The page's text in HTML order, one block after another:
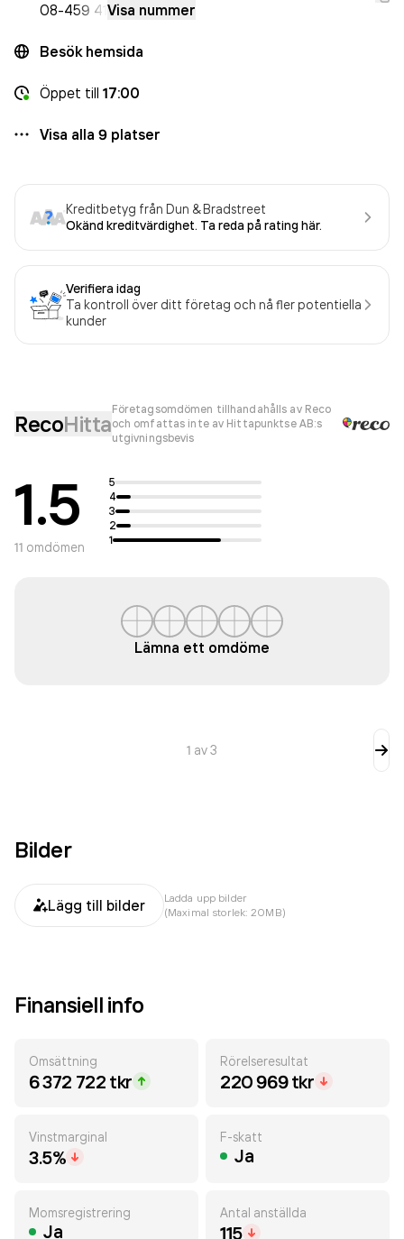
08-459 41 Visa nummer
Besök hemsida
Öppet till 17:00
Visa alla 9 platser
Kreditbetyg från Dun & Bradstreet
Okänd kreditvärdighet. Ta reda på rating här.
Verifiera idag
Ta kontroll över ditt företag och nå fler potentiella
kunder
RecoHitta
Företagsomdömen tillhandahålls av Reco
och omfattas inte av Hittapunktse AB:s
utgivningsbevis
1.5
11 omdömen
5
4
3
2
1
Lämna ett omdöme
1 av3
Bilder
Lägg till bilder
Ladda upp bilder
(Maximal storlek: 20MB)
Finansiell info
Omsättning
6 372 722 tkr
Rörelseresultat
220 969 tkr
Vinstmarginal
3.5%
F-skatt
Ja
Momsregistrering
Ja
Antal anställda
115